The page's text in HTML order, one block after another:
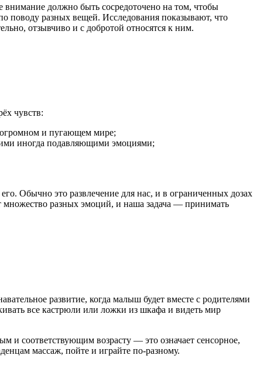
внимание должно быть сосредоточено на том, чтобы
поводу разных вещей. Исследования показывают, что
отзывчиво и с добротой относятся к ним.
чувств:
огромном и пугающем мире;
иногда подавляющими эмоциями;
Обычно это развлечение для нас, и в ограниченных дозах
множество разных эмоций, и наша задача — принимать
развитие, когда малыш будет вместе с родителями
все кастрюли или ложки из шкафа и видеть мир
и соответствующим возрасту — это означает сенсорное,
массаж, пойте и играйте по-разному.